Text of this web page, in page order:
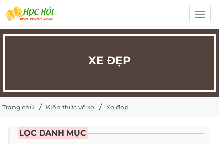
XE ĐẸP
Trang chủ Kiến thức về xe Xe đẹp
LỌC DANH MỤC